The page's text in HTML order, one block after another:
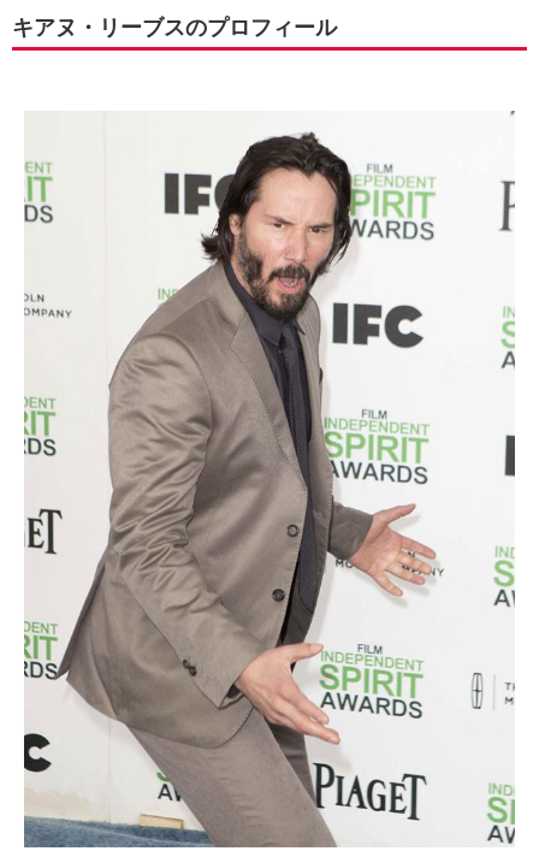
キアヌ・リーブスのプロフィール